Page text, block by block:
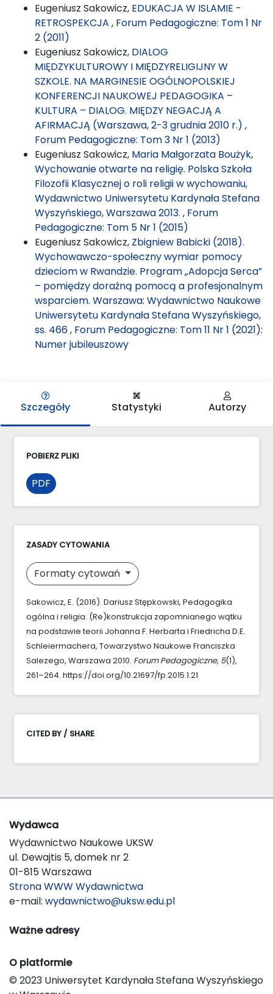
Eugeniusz Sakowicz, EDUKACJA W ISLAMIE -
RETROSPEKCJA , Forum Pedagogiczne: Tom 1 Nr
2 (2011)
Eugeniusz Sakowicz, DIALOG
MIĘDZYKULTUROWY I MIĘDZYRELIGIJNY W
SZKOLE. NA MARGINESIE OGÓLNOPOLSKIEJ
KONFERENCJI NAUKOWEJ PEDAGOGIKA –
KULTURA – DIALOG. MIĘDZY NEGACJĄ A
AFIRMACJĄ (Warszawa, 2-3 grudnia 2010 r.) ,
Forum Pedagogiczne: Tom 3 Nr 1 (2013)
Eugeniusz Sakowicz, Maria Małgorzata Boużyk,
Wychowanie otwarte na religię. Polska Szkoła
Filozofii Klasycznej o roli religii w wychowaniu,
Wydawnictwo Uniwersytetu Kardynała Stefana
Wyszyńskiego, Warszawa 2013. , Forum
Pedagogiczne: Tom 5 Nr 1 (2015)
Eugeniusz Sakowicz, Zbigniew Babicki (2018).
Wychowawczo-społeczny wymiar pomocy
dzieciom w Rwandzie. Program „Adopcja Serca”
– pomiędzy doraźną pomocą a profesjonalnym
wsparciem. Warszawa: Wydawnictwo Naukowe
Uniwersytetu Kardynała Stefana Wyszyńskiego,
ss. 466, Forum Pedagogiczne: Tom 11 Nr 1 (2021):
Numer jubileuszowy
Szczegóły Statystyki Autorzy
POBIERZ PLIKI
PDF
ZASADY CYTOWANIA
Formaty cytowań
Sakowicz, E. (2016). Dariusz Stępkowski, Pedagogika
ogólna i religia. (Re)konstrukcja zapomnianego wątku
na podstawie teorii Johanna F. Herbarta i Friedricha D.E.
Schleiermachera, Towarzystwo Naukowe Franciszka
Salezego, Warszawa 2010. Forum Pedagogiczne, 5(1),
261–264. https://doi.org/10.21697/fp.2015.1.21
CITED BY / SHARE
Wydawca
Wydawnictwo Naukowe UKSW
ul. Dewajtis 5, domek nr 2
01-815 Warszawa
Strona WWW Wydawnictwa
e-mail: wydawnictwo@uksw.edu.pl
Ważne adresy
O platformie
© 2023 Uniwersytet Kardynała Stefana Wyszyńskiego